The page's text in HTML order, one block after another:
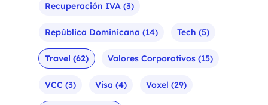
Recuperación IVA (3)
República Dominicana (14) Tech (5)
Travel (62) Valores Corporativos (15)
VCC (3) Visa (4) Voxel (29)